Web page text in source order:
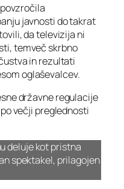
javnosti do takrat
da televizija ni
temveč skrbno
in rezultati
oglaševalcev.
državne regulacije
večji preglednosti
deluje kot pristna
spektakel, prilagojen